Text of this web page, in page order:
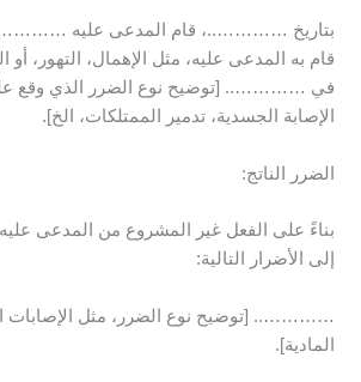
بتاريخ …………..، قام المدعى عليه
قام به المدعى عليه، مثل الإهمال، التهور، أو
في ………….. [توضيح نوع الضرر الذي وقع
الإصابة الجسدية، تدمير الممتلكات، الخ].
الضرر الناتج:
بناءً على الفعل غير المشروع من المدعى
إلى الأضرار التالية:
………….. [توضيح نوع الضرر، مثل الإصابات
المادية].